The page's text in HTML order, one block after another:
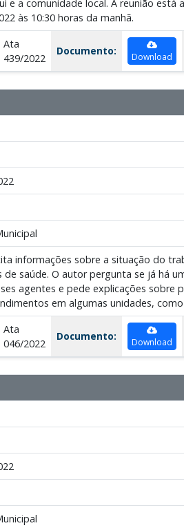
e a comunidade local. A reunião está
às 10:30 horas da manhã.
Ata
439/2022
Documento: Download
informações sobre a situação do
de saúde. O autor pergunta se já há
agentes e pede explicações sobre
em algumas unidades,
Ata
046/2022
Documento: Download